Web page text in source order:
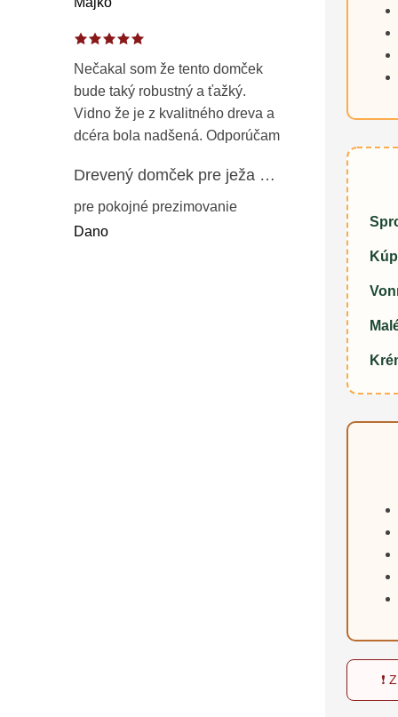
Nečakal som že tento domček
bude taký robustný a ťažký.
Vidno že je z kvalitného dreva a
dcéra bola nadšená. Odporúčam
Drevený domček pre ježa – záhradný úkryt z opaľovaného dreva s vodoodolnou strechou 50 cm
pre pokojné prezimovanie
Dano
❗